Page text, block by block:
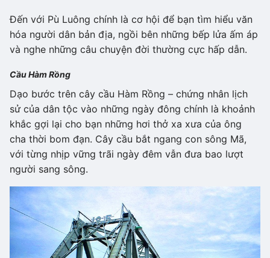
Đến với Pù Luông chính là cơ hội để bạn tìm hiểu văn
hóa người dân bản địa, ngồi bên những bếp lửa ấm áp
và nghe những câu chuyện đời thường cực hấp dẫn.
Cầu Hàm Rồng
Dạo bước trên cây cầu Hàm Rồng – chứng nhân lịch
sử của dân tộc vào những ngày đông chính là khoảnh
khắc gợi lại cho bạn những hơi thở xa xưa của ông
cha thời bom đạn. Cây cầu bắt ngang con sông Mã,
với từng nhịp vững trãi ngày đêm vẫn đưa bao lượt
người sang sông.